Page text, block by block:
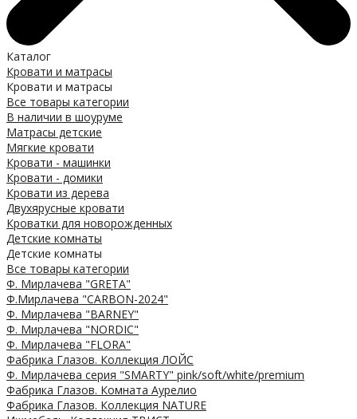
Каталог
Кровати и матрасы
Кровати и матрасы
Все товары категории
В наличии в шоуруме
Матрасы детские
Мягкие кровати
Кровати - машинки
Кровати - домики
Кровати из дерева
Двухярусные кровати
Кроватки для новорожденных
Детские комнаты
Детские комнаты
Все товары категории
Ф. Мирлачева "GRETA"
Ф.Мирлачева "CARBON-2024"
Ф. Мирлачева "BARNEY"
Ф. Мирлачева "NORDIC"
Ф. Мирлачева "FLORA"
Фабрика Глазов. Коллекция ЛОЙС
Ф. Мирлачева серия "SMARTY" pink/soft/white/premium
Фабрика Глазов. Комната Аурелио
Фабрика Глазов. Коллекция NATURE